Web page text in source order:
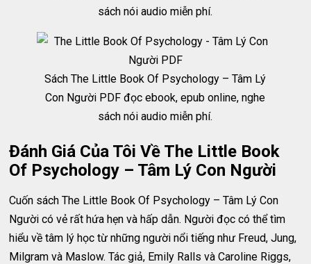
sách nói audio miễn phí.
Sách The Little Book Of Psychology – Tâm Lý
Con Người PDF đọc ebook, epub online, nghe
sách nói audio miễn phí.
Đánh Giá Của Tôi Về The Little Book
Of Psychology – Tâm Lý Con Người
Cuốn sách The Little Book Of Psychology – Tâm Lý Con
Người có vẻ rất hứa hẹn và hấp dẫn. Người đọc có thể tìm
hiểu về tâm lý học từ những người nổi tiếng như Freud, Jung,
Milgram và Maslow. Tác giả, Emily Ralls và Caroline Riggs,